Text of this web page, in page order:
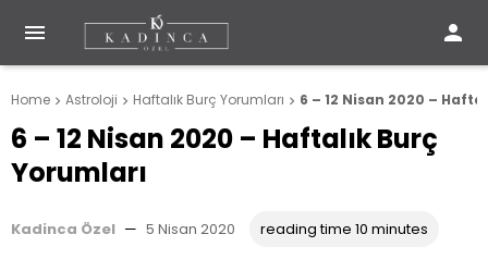
 
Home  Astroloji  Haftalık Burç Yorumları  6 – 12 Nisan 2020 –
6 – 12 Nisan 2020 – Haftalık Burç
Yorumları
Kadinca Özel — 5 Nisan 2020 reading time 10 minutes